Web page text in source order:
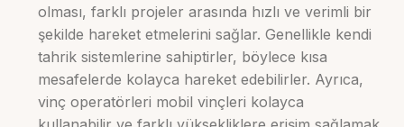
olması, farklı projeler arasında hızlı ve verimli bir
şekilde hareket etmelerini sağlar. Genellikle kendi
tahrik sistemlerine sahiptirler, böylece kısa
mesafelerde kolayca hareket edebilirler. Ayrıca,
vinç operatörleri mobil vinçleri kolayca